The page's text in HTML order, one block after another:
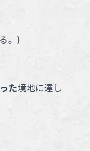
。 )
た境地に達し